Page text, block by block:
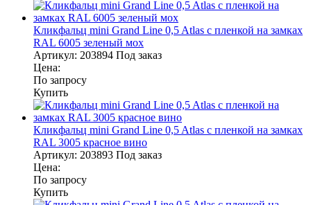
Кликфальц mini Grand Line 0,5 Atlas с пленкой на замках
RAL 6005 зеленый мох
Артикул: 203894 Под заказ
Цена:
По запросу
Купить
Кликфальц mini Grand Line 0,5 Atlas с пленкой на замках
RAL 3005 красное вино
Артикул: 203893 Под заказ
Цена:
По запросу
Купить